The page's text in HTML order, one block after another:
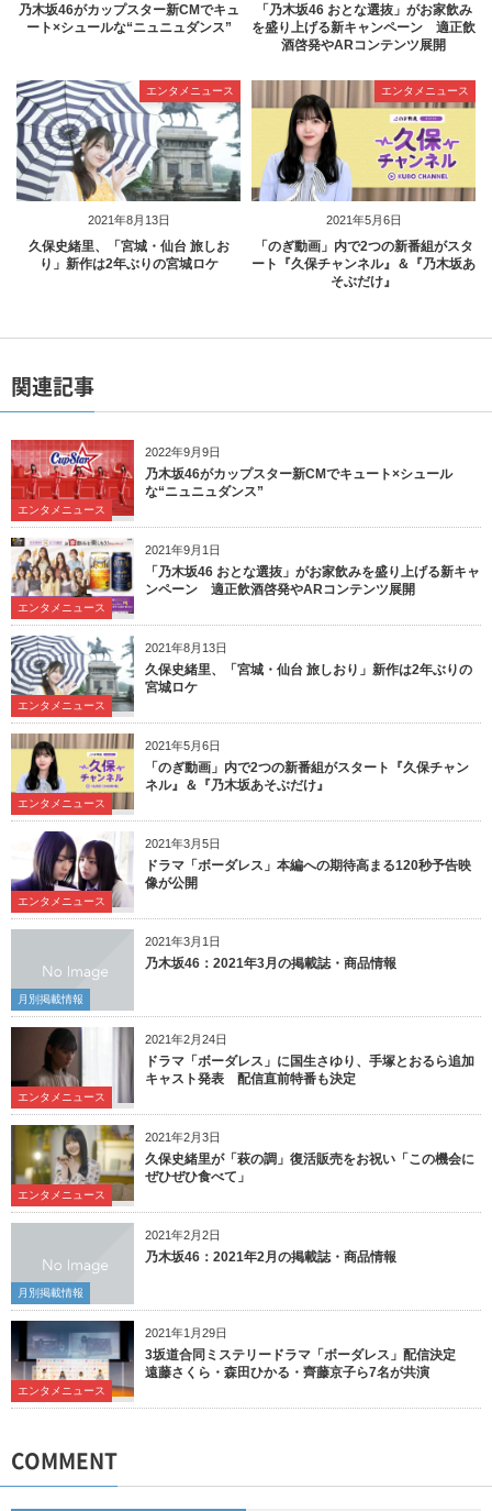
乃木坂46がカップスター新CMでキュ
ート×シュールな“ニュニュダンス”
「乃木坂46 おとな選抜」がお家飲み
を盛り上げる新キャンペーン 適正飲
酒啓発やARコンテンツ展開
2021年8月13日
エンタメニュース
久保史緒里、「宮城・仙台 旅しお
り」新作は2年ぶりの宮城ロケ
2021年5月6日
エンタメニュース
「のぎ動画」内で2つの新番組がスタ
ート『久保チャンネル』＆『乃木坂あ
そぶだけ』
関連記事
2022年9月9日
エンタメニュース
乃木坂46がカップスター新CMでキュート×シュール
な“ニュニュダンス”
2021年9月1日
エンタメニュース
「乃木坂46 おとな選抜」がお家飲みを盛り上げる新キャ
ンペーン 適正飲酒啓発やARコンテンツ展開
2021年8月13日
エンタメニュース
久保史緒里、「宮城・仙台 旅しおり」新作は2年ぶりの
宮城ロケ
2021年5月6日
エンタメニュース
「のぎ動画」内で2つの新番組がスタート『久保チャン
ネル』＆『乃木坂あそぶだけ』
2021年3月5日
エンタメニュース
ドラマ「ボーダレス」本編への期待高まる120秒予告映
像が公開
2021年3月1日
月別掲載情報
乃木坂46：2021年3月の掲載誌・商品情報
2021年2月24日
エンタメニュース
ドラマ「ボーダレス」に国生さゆり、手塚とおるら追加
キャスト発表 配信直前特番も決定
2021年2月3日
エンタメニュース
久保史緒里が「萩の調」復活販売をお祝い「この機会に
ぜひぜひ食べて」
2021年2月2日
月別掲載情報
乃木坂46：2021年2月の掲載誌・商品情報
2021年1月29日
エンタメニュース
3坂道合同ミステリードラマ「ボーダレス」配信決定
遠藤さくら・森田ひかる・齊藤京子ら7名が共演
COMMENT